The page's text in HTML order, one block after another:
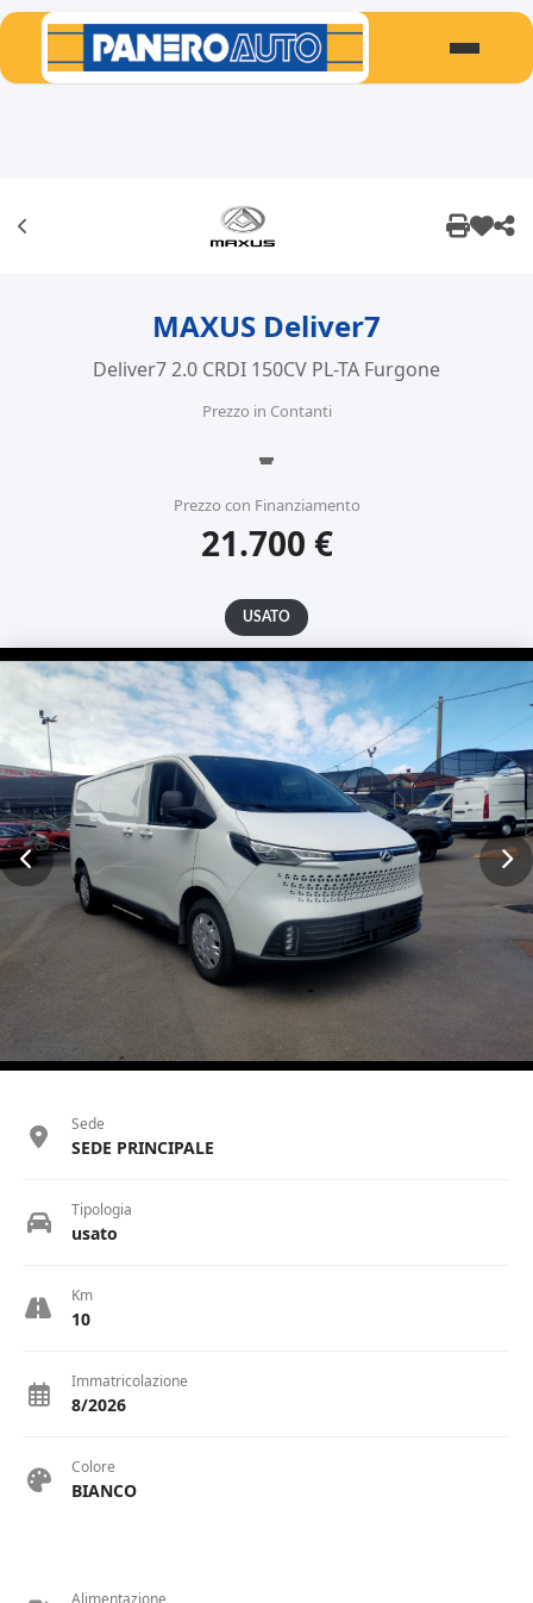
MAXUS Deliver7
Deliver7 2.0 CRDI 150CV PL-TA Furgone
Prezzo in Contanti
-
Prezzo con Finanziamento
21.700 €
USATO
Sede
SEDE PRINCIPALE
Tipologia
usato
Km
10
Immatricolazione
8/2026
Colore
BIANCO